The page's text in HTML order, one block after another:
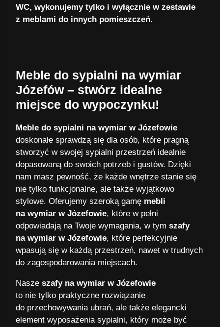
WC, wykonujemy tylko i wyłącznie w zestawie
z meblami do innych pomieszczeń.
Meble do sypialni na wymiar
Józefów – stwórz idealne
miejsce do wypoczynku!
Meble do sypialni na wymiar w Józefowie
doskonałe sprawdzą się dla osób, które pragną
stworzyć w swojej sypialni przestrzeń idealnie
dopasowaną do swoich potrzeb i gustów. Dzięki
nam masz pewność, że każde wnętrze stanie się
nie tylko funkcjonalne, ale także wyjątkowo
stylowe. Oferujemy szeroką gamę mebli
na wymiar w Józefowie, które w pełni
odpowiadają na Twoje wymagania, w tym szafy
na wymiar w Józefowie, które perfekcyjnie
wpasują się w każdą przestrzeń, nawet w trudnych
do zagospodarowania miejscach.
Nasze szafy na wymiar w Józefowie
to nie tylko praktyczne rozwiązanie
do przechowywania ubrań, ale także elegancki
element wyposażenia sypialni, który może być